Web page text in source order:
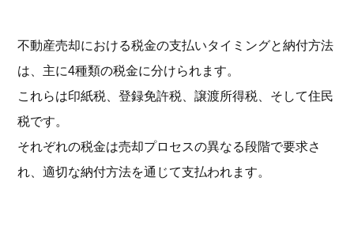
不動産売却における税金の支払いタイミングと納付方法
は、主に4種類の税金に分けられます。
これらは印紙税、登録免許税、譲渡所得税、そして住民
税です。
それぞれの税金は売却プロセスの異なる段階で要求さ
れ、適切な納付方法を通じて支払われます。